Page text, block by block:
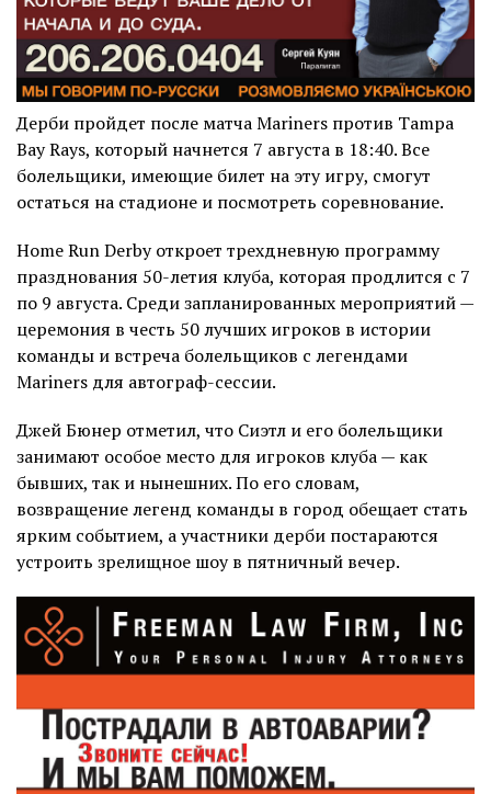
Дерби пройдет после матча Mariners против Tampa
Bay Rays, который начнется 7 августа в 18:40. Все
болельщики, имеющие билет на эту игру, смогут
остаться на стадионе и посмотреть соревнование.
Home Run Derby откроет трехдневную программу
празднования 50-летия клуба, которая продлится с 7
по 9 августа. Среди запланированных мероприятий —
церемония в честь 50 лучших игроков в истории
команды и встреча болельщиков с легендами
Mariners для автограф-сессии.
Джей Бюнер отметил, что Сиэтл и его болельщики
занимают особое место для игроков клуба — как
бывших, так и нынешних. По его словам,
возвращение легенд команды в город обещает стать
ярким событием, а участники дерби постараются
устроить зрелищное шоу в пятничный вечер.